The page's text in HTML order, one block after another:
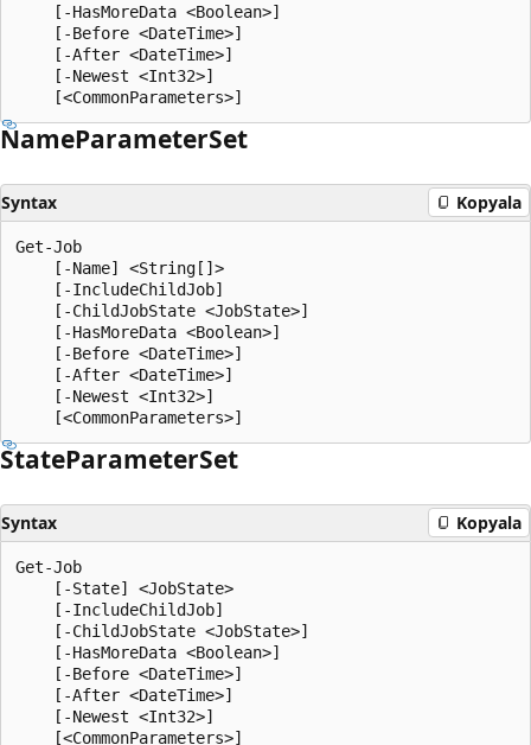
    [-HasMoreData <Boolean>]
    [-Before <DateTime>]
    [-After <DateTime>]
    [-Newest <Int32>]
NameParameterSet
Syntax Kopyala
Get-Job
    [-Name] <String[]>
    [-IncludeChildJob]
    [-ChildJobState <JobState>]
    [-HasMoreData <Boolean>]
    [-Before <DateTime>]
    [-After <DateTime>]
    [-Newest <Int32>]
StateParameterSet
Syntax Kopyala
Get-Job
    [-State] <JobState>
    [-IncludeChildJob]
    [-ChildJobState <JobState>]
    [-HasMoreData <Boolean>]
    [-Before <DateTime>]
    [-After <DateTime>]
    [-Newest <Int32>]